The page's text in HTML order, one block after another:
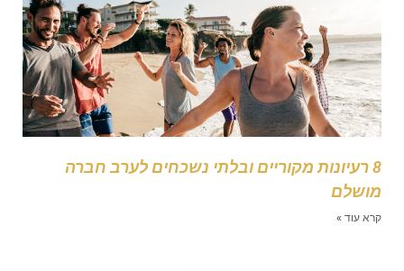
8 רעיונות מקוריים ובלתי נשכחים לערב חברה
עוד »